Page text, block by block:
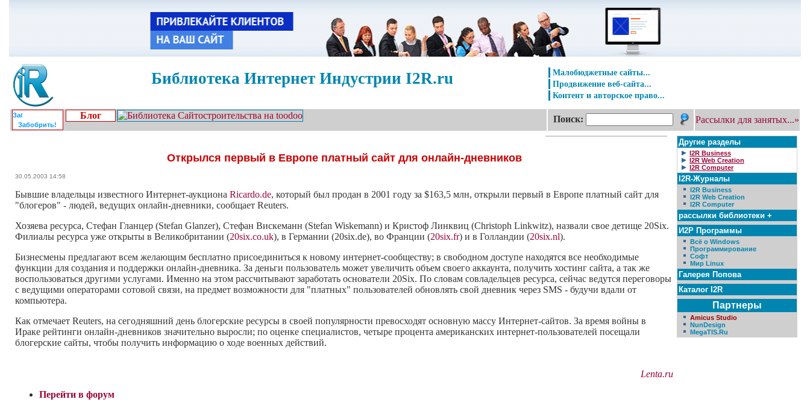
Библиотека Интернет Индустрии I2R.ru
Малобюджетные сайты...
Продвижение веб-сайта...
Контент и авторское право...
Забобрить!
Блог Поиск: Рассылки для занятых...»
Открылся первый в Европе платный сайт для онлайн-дневников
30.05.2003 14:58
Бывшие владельцы известного Интернет-аукциона Ricardo.de, который был продан в 2001 году за $163,5 млн, открыли первый в Европе платный сайт для
"блогеров" - людей, ведущих онлайн-дневники, сообщает Reuters.
Хозяева ресурса, Стефан Гланцер (Stefan Glanzer), Стефан Вискеманн (Stefan Wiskemann) и Кристоф Линквиц (Christoph Linkwitz), назвали свое детище 20Six.
Филиалы ресурса уже открыты в Великобритании (20six.co.uk), в Германии (20six.de), во Франции (20six.fr) и в Голландии (20six.nl).
Бизнесмены предлагают всем желающим бесплатно присоединиться к новому интернет-сообществу; в свободном доступе находятся все необходимые
функции для создания и поддержки онлайн-дневника. За деньги пользователь может увеличить объем своего аккаунта, получить хостинг сайта, а так же
воспользоваться другими услугами. Именно на этом рассчитывают заработать основатели 20Six. По словам совладельцев ресурса, сейчас ведутся переговоры
с ведущими операторами сотовой связи, на предмет возможности для "платных" пользователей обновлять свой дневник через SMS - будучи вдали от
компьютера.
Как отмечает Reuters, на сегодняшний день блогерские ресурсы в своей популярности превосходят основную массу Интернет-сайтов. За время войны в
Ираке рейтинги онлайн-дневников значительно выросли; по оценке специалистов, четыре процента американских интернет-пользователей посещали
блогерские сайты, чтобы получить информацию о ходе военных действий.
Lenta.ru
Перейти в форум
Другие разделы
I2R Business
I2R Web Creation
I2R Computer
I2R-Журналы
I2R Business
I2R Web Creation
I2R Computer
рассылки библиотеки +
И2Р Программы
Всё о Windows
Программирование
Софт
Мир Linux
Галерея Попова
Каталог I2R
Партнеры
Amicus Studio
NunDesign
MegaTIS.Ru